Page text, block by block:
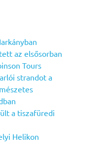
az elsősorban
Tours
strandot a
a tiszafüredi
Helikon